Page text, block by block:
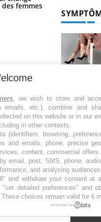
femmes
les semaines les meilleures
, we wish to store and
emails, etc.), combine and
on this website or in our
in other contexts.
(identifiers, browsing,
and emails, phone, precise
content, commercial
email, post, SMS, phone,
and analysing
and withdraw your consent at
detailed preferences" and
choices remain valid for 6
powered by